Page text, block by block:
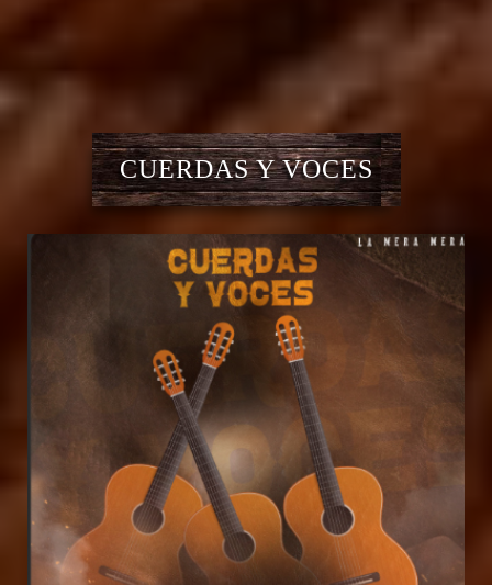
CUERDAS Y VOCES